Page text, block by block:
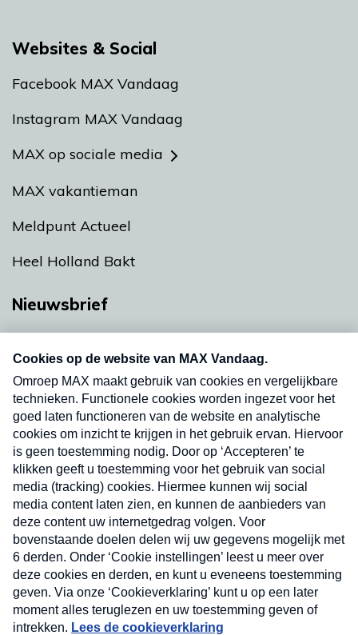
Websites & Social
Facebook MAX Vandaag
Instagram MAX Vandaag
MAX op sociale media
MAX vakantieman
Meldpunt Actueel
Heel Holland Bakt
Nieuwsbrief
nieuwsbrief. Elke vrijdag- en dinsdagochtend in
uw mailbox.
Verzend
Nieuwsbrief
Neem hier een gratis abonnement op onze
nieuwsbrief. Elke vrijdag- en dinsdagochtend in uw